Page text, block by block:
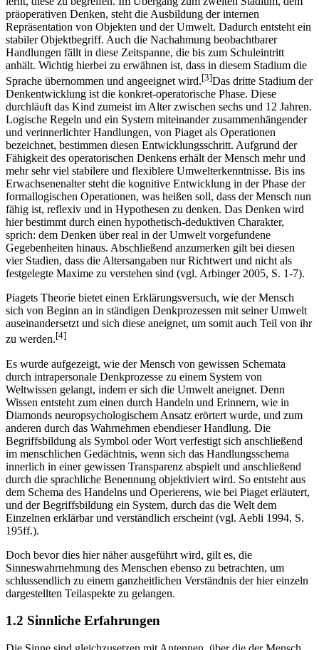
lernt, diese zu begreifen. Im Übergang zum zweiten Stadium, dem
präoperativen Denken, steht die Ausbildung der internen
Repräsentation von Objekten und der Umwelt. Dadurch entsteht ein
stabiler Objektbegriff. Auch die Nachahmung beobachtbarer
Handlungen fällt in diese Zeitspanne, die bis zum Schuleintritt
anhält. Wichtig hierbei zu erwähnen ist, dass in diesem Stadium die
Sprache übernommen und angeeignet wird.[3]Das dritte Stadium der
Denkentwicklung ist die konkret-operatorische Phase. Diese
durchläuft das Kind zumeist im Alter zwischen sechs und 12 Jahren.
Logische Regeln und ein System miteinander zusammenhängender
und verinnerlichter Handlungen, von Piaget als Operationen
bezeichnet, bestimmen diesen Entwicklungsschritt. Aufgrund der
Fähigkeit des operatorischen Denkens erhält der Mensch mehr und
mehr sehr viel stabilere und flexiblere Umwelterkenntnisse. Bis ins
Erwachsenenalter steht die kognitive Entwicklung in der Phase der
formallogischen Operationen, was heißen soll, dass der Mensch nun
fähig ist, reflexiv und in Hypothesen zu denken. Das Denken wird
hier bestimmt durch einen hypothetisch-deduktiven Charakter,
sprich: dem Denken über real in der Umwelt vorgefundene
Gegebenheiten hinaus. Abschließend anzumerken gilt bei diesen
vier Stadien, dass die Altersangaben nur Richtwert und nicht als
Piagets Theorie bietet einen Erklärungsversuch, wie der Mensch
sich von Beginn an in ständigen Denkprozessen mit seiner Umwelt
auseinandersetzt und sich diese aneignet, um somit auch Teil von ihr
Es wurde aufgezeigt, wie der Mensch von gewissen Schemata
durch intrapersonale Denkprozesse zu einem System von
Weltwissen gelangt, indem er sich die Umwelt aneignet. Denn
Wissen entsteht zum einen durch Handeln und Erinnern, wie in
Diamonds neuropsychologischem Ansatz erörtert wurde, und zum
anderen durch das Wahrnehmen ebendieser Handlung. Die
Begriffsbildung als Symbol oder Wort verfestigt sich anschließend
im menschlichen Gedächtnis, wenn sich das Handlungsschema
innerlich in einer gewissen Transparenz abspielt und anschließend
durch die sprachliche Benennung objektiviert wird. So entsteht aus
dem Schema des Handelns und Operierens, wie bei Piaget erläutert,
und der Begriffsbildung ein System, durch das die Welt dem
Einzelnen erklärbar und verständlich erscheint (vgl. Aebli 1994, S.
Doch bevor dies hier näher ausgeführt wird, gilt es, die
Sinneswahrnehmung des Menschen ebenso zu betrachten, um
schlussendlich zu einem ganzheitlichen Verständnis der hier einzeln